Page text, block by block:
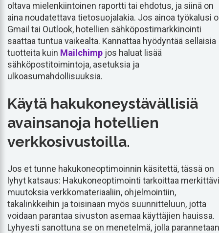
oltava mielenkiintoinen raportti tai ehdotus, ja siinä on
aina noudatettava tietosuojalakia. Jos ainoa työkalusi
Gmail tai Outlook, hotellien sähköpostimarkkinointi
saattaa tuntua vaikealta. Kannattaa hyödyntää sellaisia
tuotteita kuin Mailchimp jos haluat lisää
sähköpostitoimintoja, asetuksia ja
ulkoasumahdollisuuksia.
Käytä hakukoneystävällisiä
avainsanoja hotellien
verkkosivustoilla.
Jos et tunne hakukoneoptimoinnin käsitettä, tässä on
lyhyt katsaus: Hakukoneoptimointi tarkoittaa
muutoksia verkkomateriaaliin, ohjelmointiin,
takalinkkeihin ja toisinaan myös suunnitteluun, jotta
voidaan parantaa sivuston asemaa käyttäjien hauissa.
Lyhyesti sanottuna se on menetelmä, jolla parannetaan